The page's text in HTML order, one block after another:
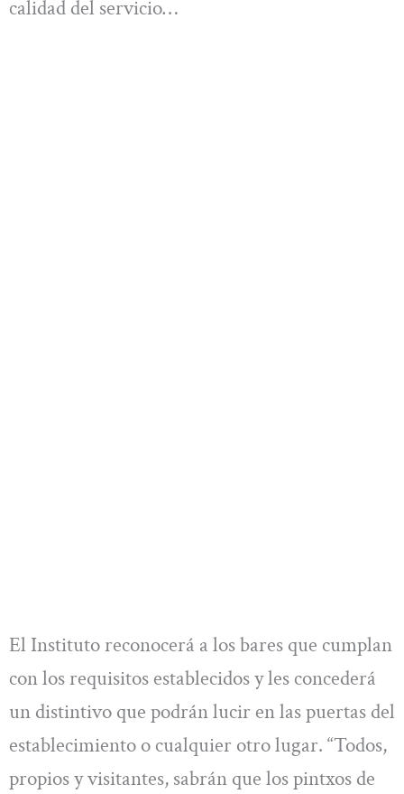
calidad del servicio…
El Instituto reconocerá a los bares que cumplan
con los requisitos establecidos y les concederá
un distintivo que podrán lucir en las puertas del
establecimiento o cualquier otro lugar. “Todos,
propios y visitantes, sabrán que los pintxos de